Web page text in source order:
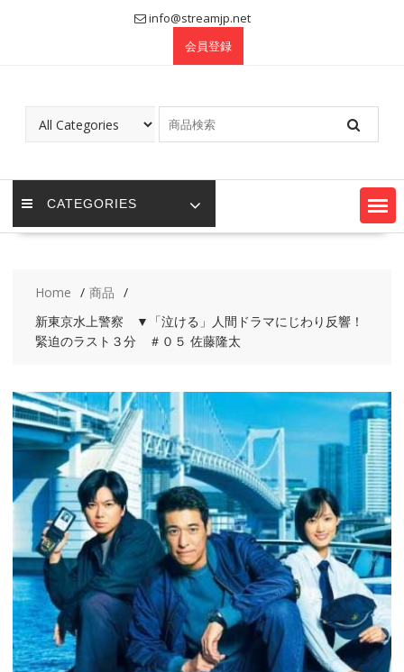
info@streamjp.net
会員登録
CATEGORIES
Home
商品
新東京水上警察 ▼「泣ける」人間ドラマにじわり反響！
緊迫のラスト３分 ＃０５ 佐藤隆太